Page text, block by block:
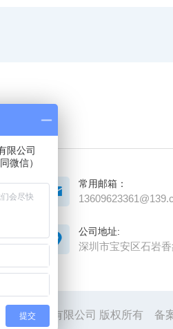
扫
一
微
信
常用邮箱：
公司地址:
深圳市宝安区石岩香
测控设备有限公司 版权所有备
限公司
微信）
提交